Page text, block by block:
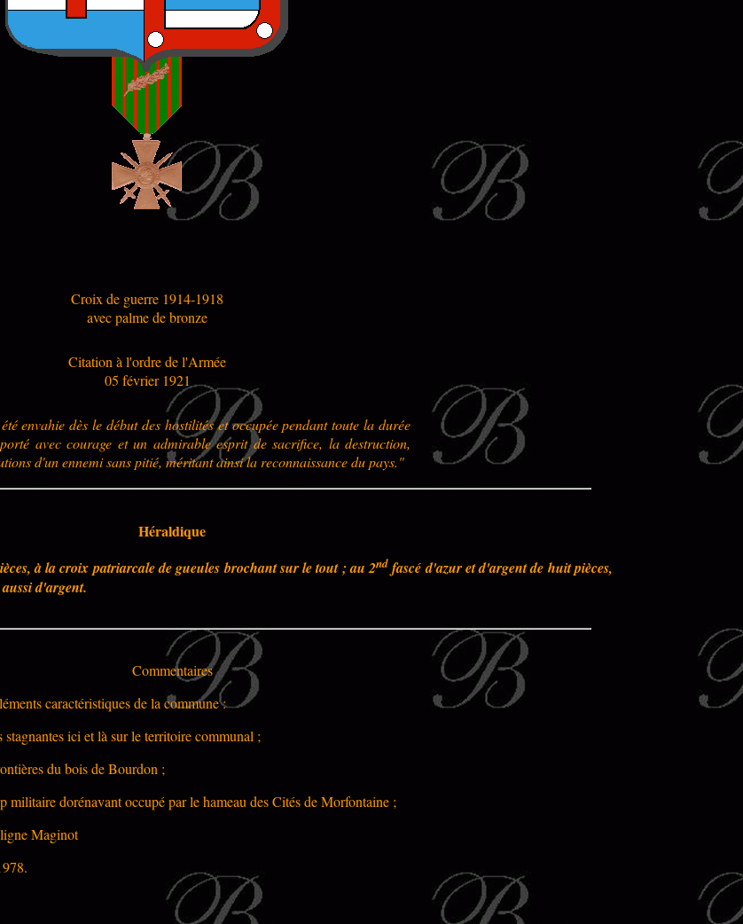
Croix de guerre 1914-1918
avec palme de bronze
Citation à l'ordre de l'Armée
05 février 1921
envahie dès le début des hostilités et occupée pendant toute la durée
avec courage et un admirable esprit de sacrifice, la destruction,
d'un ennemi sans pitié, méritant ainsi la reconnaissance du pays."
Héraldique
à la croix patriarcale de gueules brochant sur le tout ; au 2nd fascé d'azur et d'argent de huit pièces,
d'argent.
Commentaires
caractéristiques de la commune :
stagnantes ici et là sur le territoire communal ;
du bois de Bourdon ;
dorénavant occupé par le hameau des Cités de Morfontaine ;
Maginot